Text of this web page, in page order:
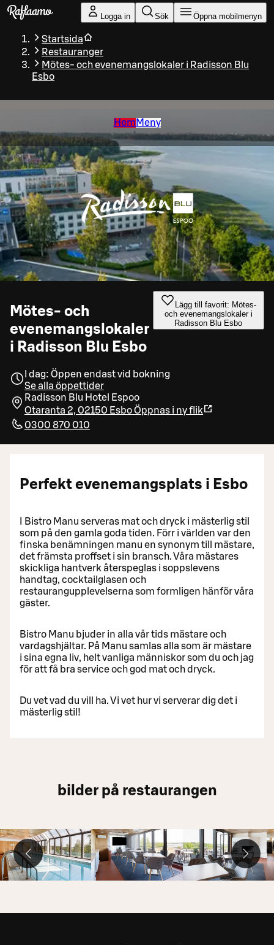
Gå till huvudinnehållet
Logga in Sök Öppna mobilmenyn
Startsida
Restauranger
Mötes- och evenemangslokaler i Radisson Blu
Esbo
Hem Meny
Mötes- och
evenemangslokaler
i Radisson Blu Esbo
Lägg till favorit: Mötes-
och evenemangslokaler i
Radisson Blu Esbo
I dag: Öppen endast vid bokning
Se alla öppettider
Radisson Blu Hotel Espoo
Otaranta 2, 02150 EsboÖppnas i ny flik
0300 870 010
Perfekt evenemangsplats i Esbo
I Bistro Manu serveras mat och dryck i mästerlig stil
som på den gamla goda tiden. Förr i världen var den
finska benämningen manu en synonym till mästare,
det främsta proffset i sin bransch. Våra mästares
skickliga hantverk återspeglas i soppslevens
handtag, cocktailglasen och
restaurangupplevelserna som formligen hänför våra
gäster.
Bistro Manu bjuder in alla vår tids mästare och
vardagshjältar. På Manu samlas alla som är mästare
i sina egna liv, helt vanliga människor som du och jag
för att få bra service och god mat och dryck.
Du vet vad du vill ha. Vi vet hur vi serverar dig det i
mästerlig stil!
bilder på restaurangen